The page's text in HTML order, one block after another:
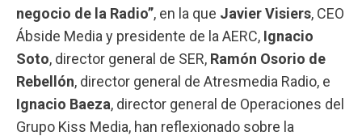
negocio de la Radio”, en la que Javier Visiers, CEO
Ábside Media y presidente de la AERC, Ignacio
Soto, director general de SER, Ramón Osorio de
Rebellón, director general de Atresmedia Radio, e
Ignacio Baeza, director general de Operaciones del
Grupo Kiss Media, han reflexionado sobre la